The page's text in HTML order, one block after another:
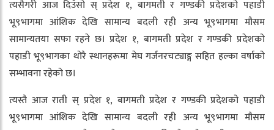
त्यसैगरी आज दिउँसो स् प्रदेश १, बागमती र गण्डकी प्रदेशको पहाडी
भू९भागमा आंशिक देखि सामान्य बदली रही अन्य भू९भागमा मौसम
सामान्यतया सफा रहने छ। प्रदेश १, बागमती प्रदेश र गण्डकी प्रदेशको
पहाडी भू९भागका थोरै स्थानहरूमा मेघ गर्जनरचट्याङ्ग सहित हल्का वर्षाको
सम्भावना रहेको छ।
त्यस्तै आज राती स् प्रदेश १, बागमती प्रदेश र गण्डकी प्रदेशको पहाडी
भू९भागमा आंशिक देखि सामान्य बदली रही अन्य भू९भागमा मौसम